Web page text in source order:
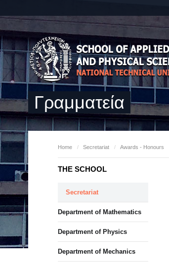
Γραμματεία
Home / Secretariat / Awards - Honours
THE SCHOOL
Secretariat
Department of Mathematics
Department of Physics
Department of Mechanics